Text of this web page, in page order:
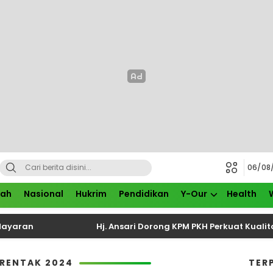
06/
Nasional Hukrim Pendidikan Y-Our Health
Hj. Ansari Dorong KPM PKH Perkuat Kualitas
2024